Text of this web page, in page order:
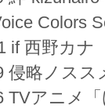
Colors
if 西野カナ
侵略ノス
TVアニメ